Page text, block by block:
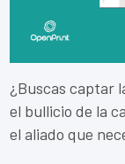
¿Buscas captar
el bullicio de la
el aliado que